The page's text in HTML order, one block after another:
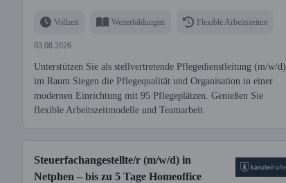
Vollzeit Weiterbildungen Flexible Arbeitszeiten
03.08.2026
Unterstützen Sie als stellvertretende Pflegedienstleitung (m/w/d)
im Raum Siegen die Pflegequalität und Organisation in einer
modernen Einrichtung mit 95 Pflegeplätzen. Genießen Sie
flexible Arbeitszeitmodelle und Teamarbeit.
Steuerfachangestellte/r (m/w/d) in
Netphen – bis zu 5 Tage Homeoffice